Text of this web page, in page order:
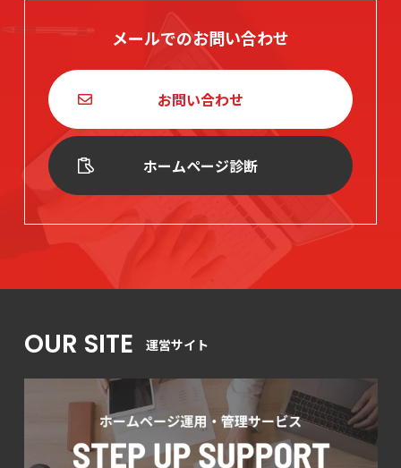
メールでのお問い合わせ
お問い合わせ
ホームページ診断
OUR SITE 運営サイト